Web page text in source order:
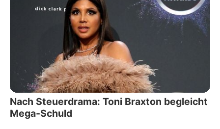
Nach Steuerdrama: Toni Braxton begleicht
Mega-Schuld